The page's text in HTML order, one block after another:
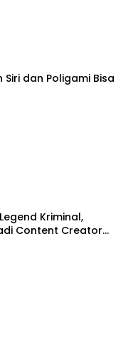
Siri dan Poligami Bisa
Kriminal,
Content Creator